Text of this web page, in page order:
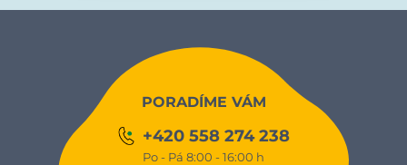
PORADÍME VÁM
+420 558 274 238
Po - Pá 8:00 - 16:00 h